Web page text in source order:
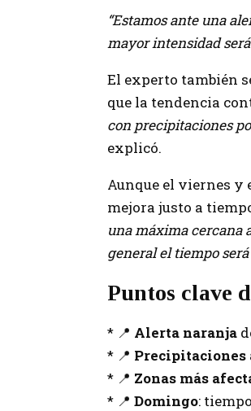
“Estamos ante una
mayor intensidad
El experto también
que la tendencia
con precipitaciones
explicó.
Aunque el viernes y
mejora justo a
una máxima cercana
general el tiempo
Puntos clave
* 📍 Alerta naranja
* 📍 Precipitaciones
* 📍 Zonas más
* 📍 Domingo: